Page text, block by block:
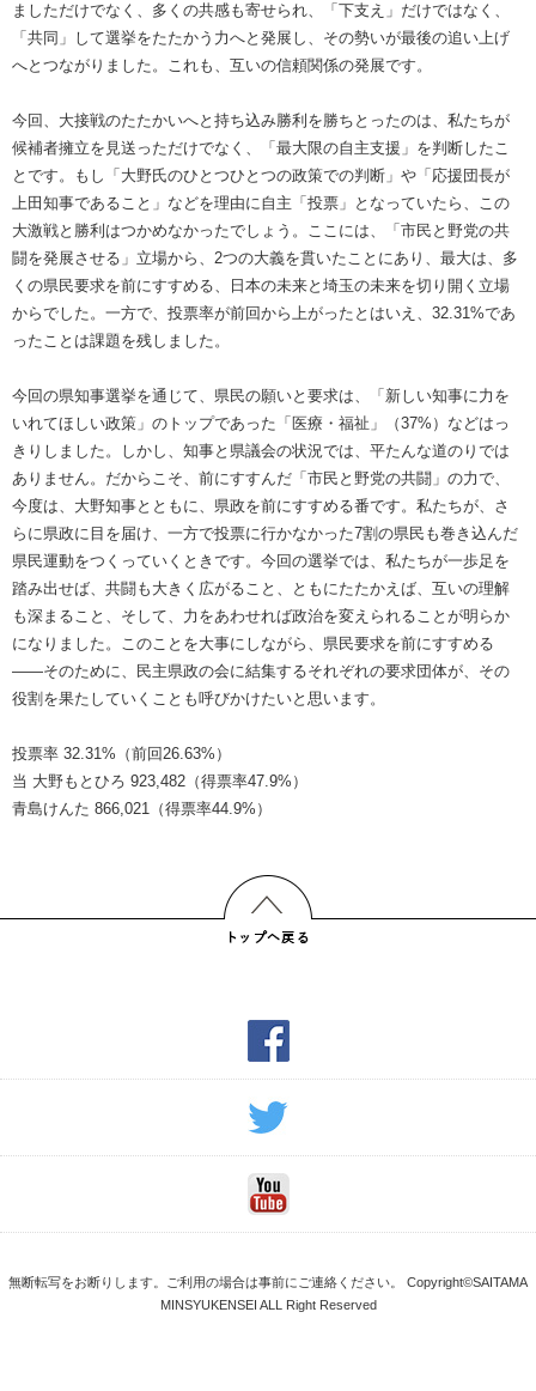
ましただけでなく、多くの共感も寄せられ、「下支え」だけではなく、
「共同」して選挙をたたかう力へと発展し、その勢いが最後の追い上げ
へとつながりました。これも、互いの信頼関係の発展です。
今回、大接戦のたたかいへと持ち込み勝利を勝ちとったのは、私たちが
候補者擁立を見送っただけでなく、「最大限の自主支援」を判断したこ
とです。もし「大野氏のひとつひとつの政策での判断」や「応援団長が
上田知事であること」などを理由に自主「投票」となっていたら、この
大激戦と勝利はつかめなかったでしょう。ここには、「市民と野党の共
闘を発展させる」立場から、2つの大義を貫いたことにあり、最大は、多
くの県民要求を前にすすめる、日本の未来と埼玉の未来を切り開く立場
からでした。一方で、投票率が前回から上がったとはいえ、32.31%であ
ったことは課題を残しました。
今回の県知事選挙を通じて、県民の願いと要求は、「新しい知事に力を
いれてほしい政策」のトップであった「医療・福祉」（37%）などはっ
きりしました。しかし、知事と県議会の状況では、平たんな道のりでは
ありません。だからこそ、前にすすんだ「市民と野党の共闘」の力で、
今度は、大野知事とともに、県政を前にすすめる番です。私たちが、さ
らに県政に目を届け、一方で投票に行かなかった7割の県民も巻き込んだ
県民運動をつくっていくときです。今回の選挙では、私たちが一歩足を
踏み出せば、共闘も大きく広がること、ともにたたかえば、互いの理解
も深まること、そして、力をあわせれば政治を変えられることが明らか
になりました。このことを大事にしながら、県民要求を前にすすめる
――そのために、民主県政の会に結集するそれぞれの要求団体が、その
役割を果たしていくことも呼びかけたいと思います。
投票率 32.31%（前回26.63%）
当 大野もとひろ 923,482（得票率47.9%）
青島けんた 866,021（得票率44.9%）
無断転写をお断りします。ご利用の場合は事前にご連絡ください。 Copyright©SAITAMA
MINSYUKENSEI ALL Right Reserved